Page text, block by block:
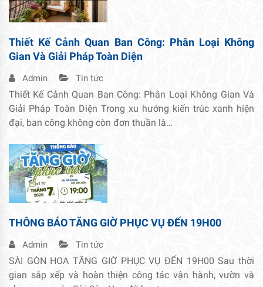
Thiết Kế Cảnh Quan Ban Công: Phân Loại Không
Gian Và Giải Pháp Toàn Diện
Admin Tin tức
Thiết Kế Cảnh Quan Ban Công: Phân Loại Không Gian Và
Giải Pháp Toàn Diện Trong xu hướng kiến trúc xanh hiện
đại, ban công không còn đơn thuần là…
THÔNG BÁO TĂNG GIỜ PHỤC VỤ ĐẾN 19H00
Admin Tin tức
SÀI GÒN HOA TĂNG GIỜ PHỤC VỤ ĐẾN 19H00 Sau thời
gian sắp xếp và hoàn thiện công tác vận hành, vườn và